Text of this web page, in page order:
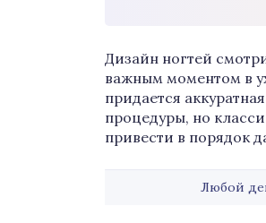
Дизайн ногтей
важным моментом в
придается
процедуры, но
привести в порядок
Любой